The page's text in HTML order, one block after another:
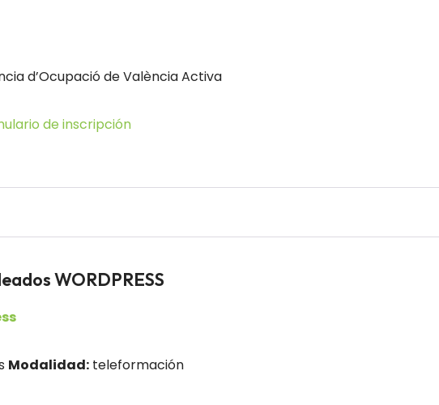
d’Ocupació de València Activa
de inscripción
WORDPRESS
Modalidad: teleformación